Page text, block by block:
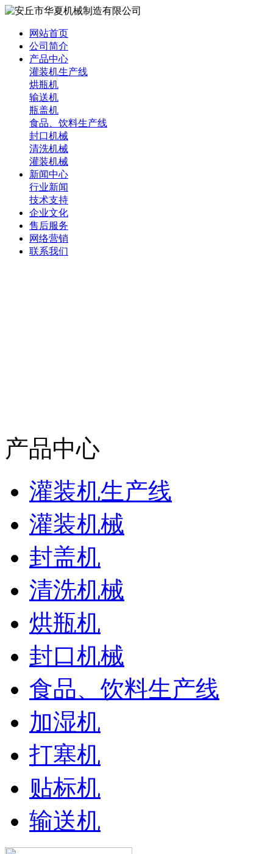
网站首页
公司简介
产品中心
灌装机生产线
烘瓶机
输送机
瓶盖机
食品、饮料生产线
封口机械
清洗机械
灌装机械
新闻中心
行业新闻
技术支持
企业文化
售后服务
网络营销
联系我们
产品中心
灌装机生产线
灌装机械
封盖机
清洗机械
烘瓶机
封口机械
食品、饮料生产线
加湿机
打塞机
贴标机
输送机